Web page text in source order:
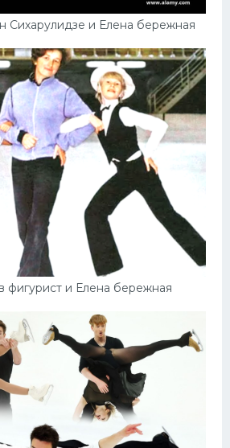
Сихарулидзе и Елена бережная
фигурист и Елена бережная